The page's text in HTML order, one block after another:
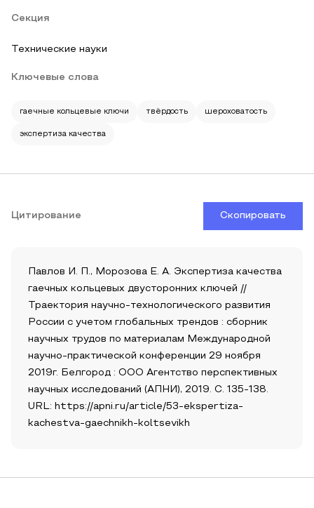
Секция
Технические науки
Ключевые слова
гаечные кольцевые ключи твёрдость шероховатость
экспертиза качества
Цитирование Скопировать
Павлов И. П., Морозова Е. А. Экспертиза качества
гаечных кольцевых двусторонних ключей //
Траектория научно-технологического развития
России с учетом глобальных трендов : сборник
научных трудов по материалам Международной
научно-практической конференции 29 ноября
2019г. Белгород : ООО Агентство перспективных
научных исследований (АПНИ), 2019. С. 135-138.
URL: https://apni.ru/article/53-ekspertiza-
kachestva-gaechnikh-koltsevikh